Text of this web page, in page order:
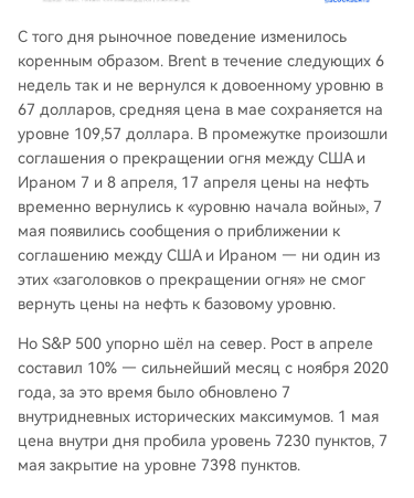
С того дня рыночное поведение изменилось
коренным образом. Brent в течение следующих 6
недель так и не вернулся к довоенному уровню в
67 долларов, средняя цена в мае сохраняется на
уровне 109,57 доллара. В промежутке произошли
соглашения о прекращении огня между США и
Ираном 7 и 8 апреля, 17 апреля цены на нефть
временно вернулись к «уровню начала войны», 7
мая появились сообщения о приближении к
соглашению между США и Ираном — ни один из
этих «заголовков о прекращении огня» не смог
вернуть цены на нефть к базовому уровню.
Но S&P 500 упорно шёл на север. Рост в апреле
составил 10% — сильнейший месяц с ноября 2020
года, за это время было обновлено 7
внутридневных исторических максимумов. 1 мая
цена внутри дня пробила уровень 7230 пунктов, 7
мая закрытие на уровне 7398 пунктов.